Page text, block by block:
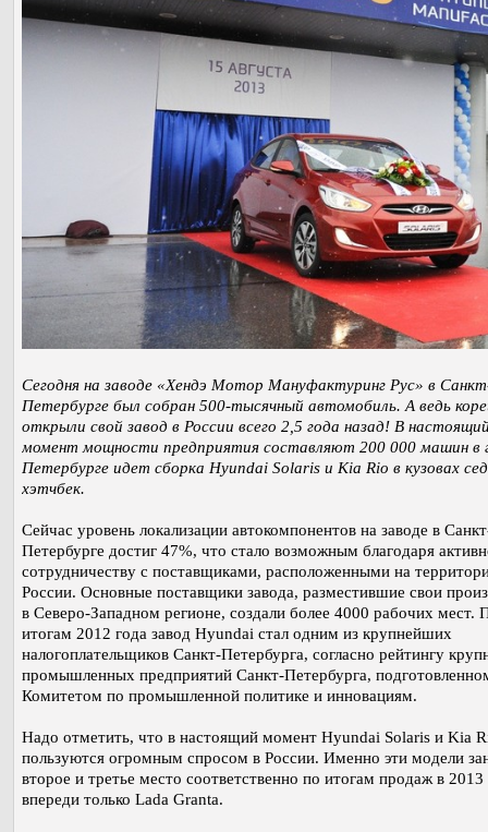
Сегодня на заводе «Хендэ Мотор Мануфактуринг Рус» в
Петербурге был собран 500-тысячный автомобиль. А ведь
открыли свой завод в России всего 2,5 года назад! В
момент мощности предприятия составляют 200 000 машин в
Петербурге идет сборка Hyundai Solaris и Kia Rio в кузовах
хэтчбек.
Сейчас уровень локализации автокомпонентов на заводе в
Петербурге достиг 47%, что стало возможным благодаря
сотрудничеству с поставщиками, расположенными на
России. Основные поставщики завода, разместившие свои
в Северо-Западном регионе, создали более 4000 рабочих мест.
итогам 2012 года завод Hyundai стал одним из крупнейших
налогоплательщиков Санкт-Петербурга, согласно рейтингу
промышленных предприятий Санкт-Петербурга,
Комитетом по промышленной политике и инновациям.
Надо отметить, что в настоящий момент Hyundai Solaris и Kia
пользуются огромным спросом в России. Именно эти модели
второе и третье место соответственно по итогам продаж в 2013
впереди только Lada Granta.